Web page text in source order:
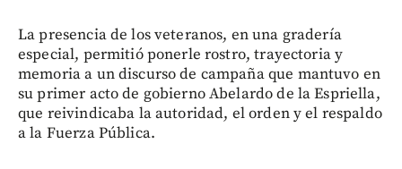
La presencia de los veteranos, en una gradería
especial, permitió ponerle rostro, trayectoria y
memoria a un discurso de campaña que mantuvo en
su primer acto de gobierno Abelardo de la Espriella,
que reivindicaba la autoridad, el orden y el respaldo
a la Fuerza Pública.